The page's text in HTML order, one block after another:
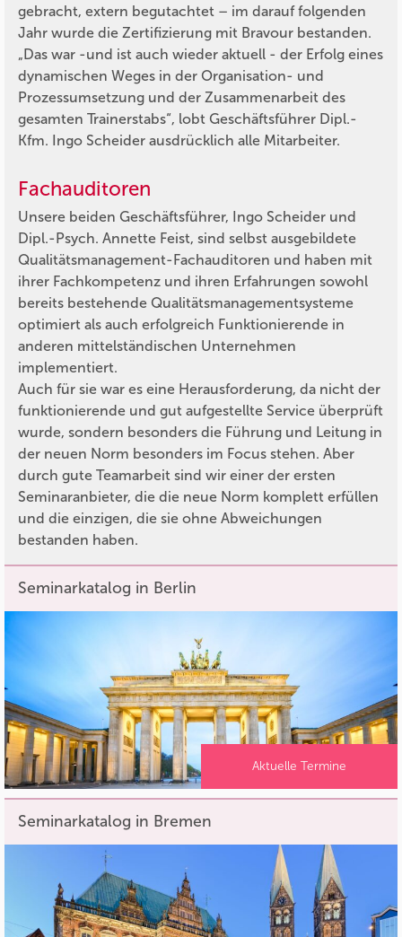
gebracht, extern begutachtet – im darauf folgenden
Jahr wurde die Zertifizierung mit Bravour bestanden.
„Das war -und ist auch wieder aktuell - der Erfolg eines
dynamischen Weges in der Organisation- und
Prozessumsetzung und der Zusammenarbeit des
gesamten Trainerstabs“, lobt Geschäftsführer Dipl.-
Kfm. Ingo Scheider ausdrücklich alle Mitarbeiter.
Fachauditoren
Unsere beiden Geschäftsführer, Ingo Scheider und
Dipl.-Psych. Annette Feist, sind selbst ausgebildete
Qualitätsmanagement-Fachauditoren und haben mit
ihrer Fachkompetenz und ihren Erfahrungen sowohl
bereits bestehende Qualitätsmanagementsysteme
optimiert als auch erfolgreich Funktionierende in
anderen mittelständischen Unternehmen
implementiert.
Auch für sie war es eine Herausforderung, da nicht der
funktionierende und gut aufgestellte Service überprüft
wurde, sondern besonders die Führung und Leitung in
der neuen Norm besonders im Focus stehen. Aber
durch gute Teamarbeit sind wir einer der ersten
Seminaranbieter, die die neue Norm komplett erfüllen
und die einzigen, die sie ohne Abweichungen
bestanden haben.
Seminarkatalog in Berlin
Aktuelle Termine
Seminarkatalog in Bremen